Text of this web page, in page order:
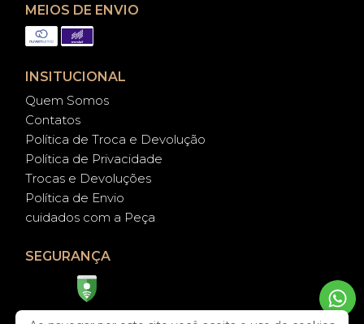
MEIOS DE ENVIO
INSITUCIONAL
Quem Somos
Contatos
Política de Troca e Devolução
Política de Privacidade
Trocas e Devoluções
Política de Envio
cuidados com a Peça
SEGURANÇA